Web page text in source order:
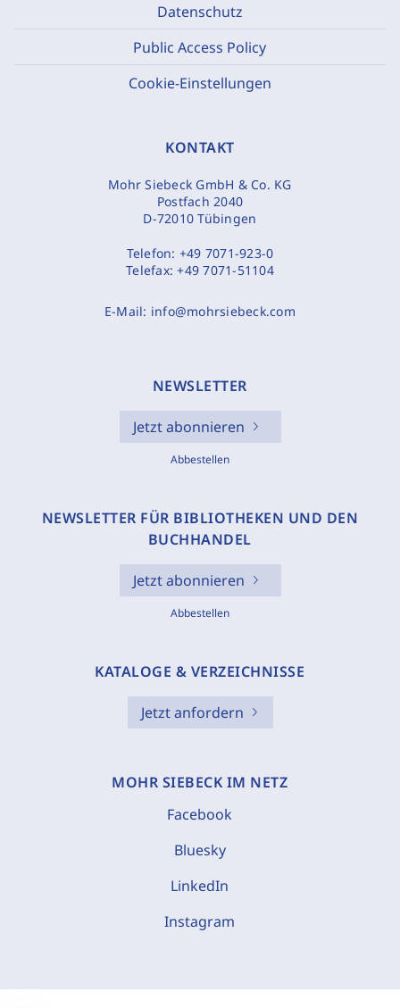
Datenschutz
Public Access Policy
Cookie-Einstellungen
KONTAKT
Mohr Siebeck GmbH & Co. KG
Postfach 2040
D-72010 Tübingen
Telefon: +49 7071-923-0
Telefax:+49 7071-51104
E-Mail: info@mohrsiebeck.com
NEWSLETTER
Jetzt abonnieren
Abbestellen
NEWSLETTER FÜR BIBLIOTHEKEN UND DEN
BUCHHANDEL
Jetzt abonnieren
Abbestellen
KATALOGE & VERZEICHNISSE
Jetzt anfordern
MOHR SIEBECK IM NETZ
Facebook
Bluesky
LinkedIn
Instagram